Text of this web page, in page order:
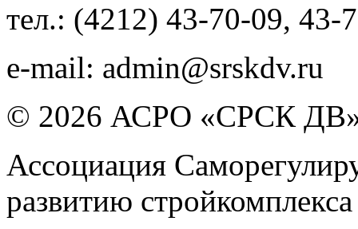
тел.: (4212) 43-70-09, 43-
e-mail: admin@srskdv.ru
© 2026 АСРО «СРСК
Ассоциация
развитию